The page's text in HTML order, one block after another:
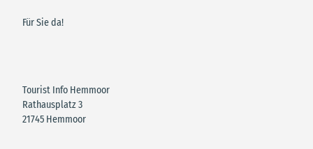
Für Sie da!
Tourist Info Hemmoor
Rathausplatz 3
21745 Hemmoor